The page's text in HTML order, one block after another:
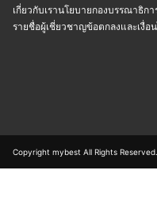
เกี่ยวกับเรานโยบายกองบรรณาธิกา
รายชื่อผู้เชี่ยวชาญข้อตกลงและเงื่อ
Copyright mybest All Rights Reserved.